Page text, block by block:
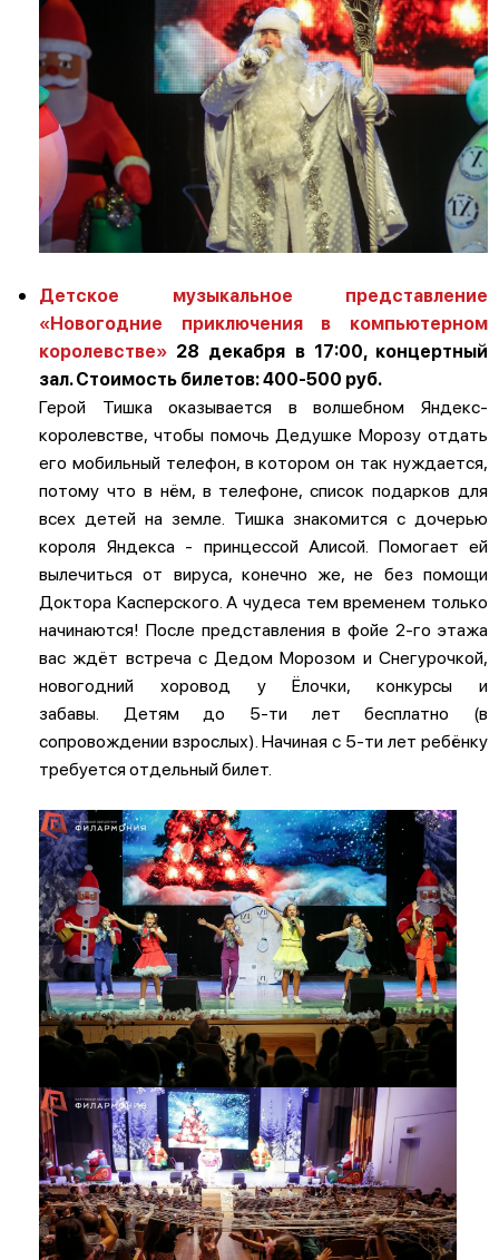
Детское музыкальное представление
«Новогодние приключения в компьютерном
королевстве» 28 декабря в 17:00, концертный
зал. Стоимость билетов: 400-500 руб.
Герой Тишка оказывается в волшебном Яндекс-
королевстве, чтобы помочь Дедушке Морозу отдать
его мобильный телефон, в котором он так нуждается,
потому что в нём, в телефоне, список подарков для
всех детей на земле. Тишка знакомится с дочерью
короля Яндекса - принцессой Алисой. Помогает ей
вылечиться от вируса, конечно же, не без помощи
Доктора Касперского. А чудеса тем временем только
начинаются! После представления в фойе 2-го этажа
вас ждёт встреча с Дедом Морозом и Снегурочкой,
новогодний хоровод у Ёлочки, конкурсы и
забавы. Детям до 5-ти лет бесплатно (в
сопровождении взрослых). Начиная с 5-ти лет ребёнку
требуется отдельный билет.